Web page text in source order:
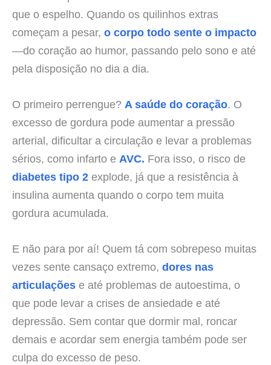
que o espelho. Quando os quilinhos extras
começam a pesar, o corpo todo sente o impacto
—do coração ao humor, passando pelo sono e até
pela disposição no dia a dia.
O primeiro perrengue? A saúde do coração. O
excesso de gordura pode aumentar a pressão
arterial, dificultar a circulação e levar a problemas
sérios, como infarto e AVC. Fora isso, o risco de
diabetes tipo 2 explode, já que a resistência à
insulina aumenta quando o corpo tem muita
gordura acumulada.
E não para por aí! Quem tá com sobrepeso muitas
vezes sente cansaço extremo, dores nas
articulações e até problemas de autoestima, o
que pode levar a crises de ansiedade e até
depressão. Sem contar que dormir mal, roncar
demais e acordar sem energia também pode ser
culpa do excesso de peso.